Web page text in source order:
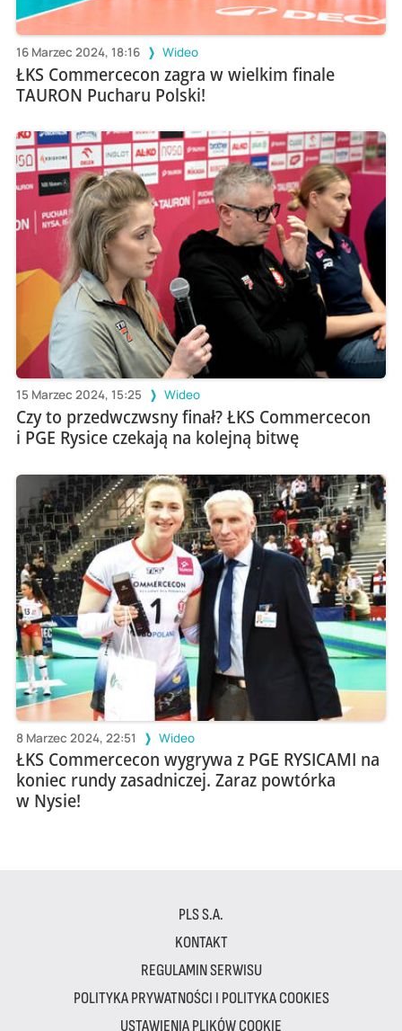
16 Marzec 2024, 18:16 Wideo
ŁKS Commercecon zagra w wielkim finale
TAURON Pucharu Polski!
15 Marzec 2024, 15:25 Wideo
Czy to przedwczwsny finał? ŁKS Commercecon
i PGE Rysice czekają na kolejną bitwę
8 Marzec 2024, 22:51 Wideo
ŁKS Commercecon wygrywa z PGE RYSICAMI na
koniec rundy zasadniczej. Zaraz powtórka
w Nysie!
PLS S.A.
KONTAKT
REGULAMIN SERWISU
POLITYKA PRYWATNOŚCI I POLITYKA COOKIES
USTAWIENIA PLIKÓW COOKIE